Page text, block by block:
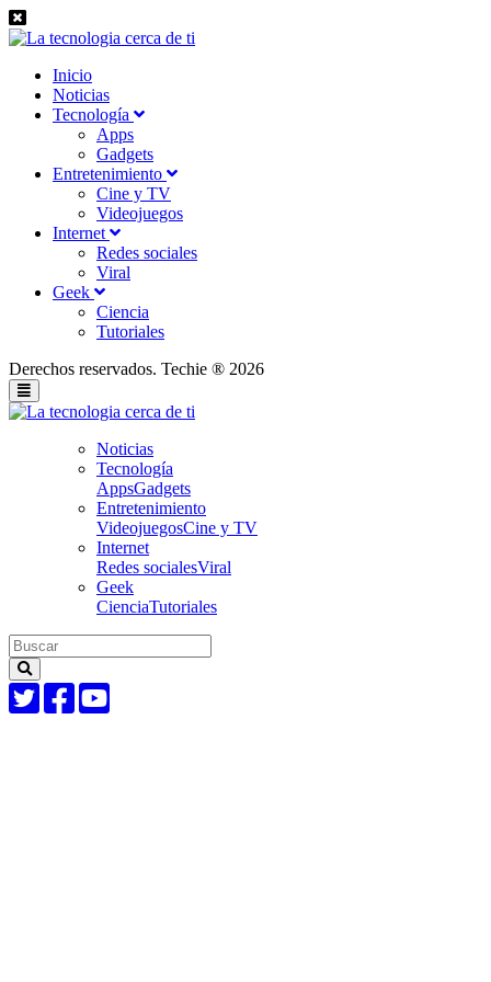
Inicio
Noticias
Tecnología
Apps
Gadgets
Entretenimiento
Cine y TV
Videojuegos
Internet
Redes sociales
Viral
Geek
Ciencia
Tutoriales
Derechos reservados. Techie ® 2026
Noticias
Tecnología
AppsGadgets
Entretenimiento
VideojuegosCine y TV
Internet
Redes socialesViral
Geek
CienciaTutoriales